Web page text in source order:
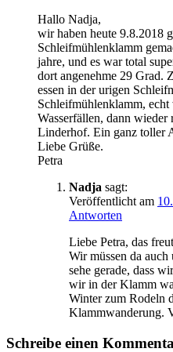
Hallo Nadja,
wir haben heute 9.8.2018
Schleifmühlenklamm
jahre, und es war total
dort angenehme 29 Grad.
essen in der urigen
Schleifmühlenklamm,
Wasserfällen, dann
Linderhof. Ein ganz toller
Liebe Grüße.
Petra
Nadja sagt:
Veröffentlicht am
Antworten
Liebe Petra, das
Wir müssen da
sehe gerade, dass
wir in der Klamm
Winter zum Rodeln
Klammwanderung.
Schreibe einen